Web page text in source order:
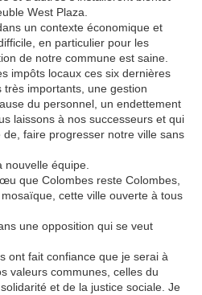
West Plaza.
un contexte économique et
en particulier pour les
de notre commune est saine.
impôts locaux ces six dernières
importants, une gestion
du personnel, un endettement
laissons à nos successeurs et qui
faire progresser notre ville sans
équipe.
que Colombes reste Colombes,
cette ville ouverte à tous
une opposition qui se veut
ont fait confiance que je serai à
valeurs communes, celles du
et de la justice sociale. Je